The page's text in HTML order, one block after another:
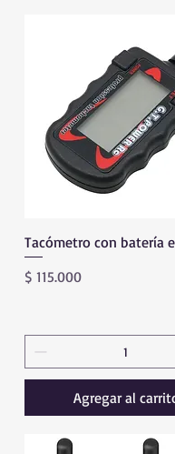
Vista rápida
Tacómetro con batería
Precio
$ 115.000
Agregar al